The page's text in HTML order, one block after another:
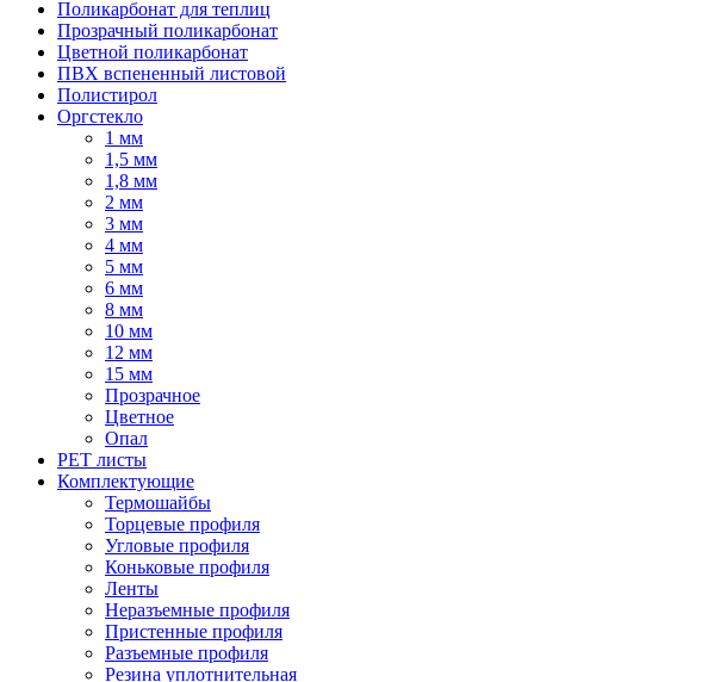
Поликарбонат для теплиц
Прозрачный поликарбонат
Цветной поликарбонат
ПВХ вспененный листовой
Полистирол
Оргстекло
1 мм
1,5 мм
1,8 мм
2 мм
3 мм
4 мм
5 мм
6 мм
8 мм
10 мм
12 мм
15 мм
Прозрачное
Цветное
Опал
PET листы
Комплектующие
Термошайбы
Торцевые профиля
Угловые профиля
Коньковые профиля
Ленты
Неразъемные профиля
Пристенные профиля
Разъемные профиля
Резина уплотнительная